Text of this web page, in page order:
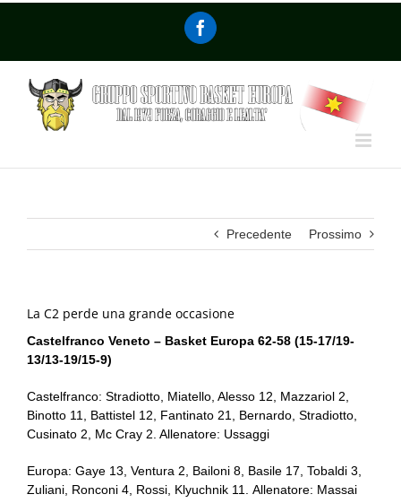
Precedente Prossimo
La C2 perde una grande occasione
Castelfranco Veneto – Basket Europa 62-58 (15-17/19-
13/13-19/15-9)
Castelfranco: Stradiotto, Miatello, Alesso 12, Mazzariol 2,
Binotto 11, Battistel 12, Fantinato 21, Bernardo, Stradiotto,
Cusinato 2, Mc Cray 2. Allenatore: Ussaggi
Europa: Gaye 13, Ventura 2, Bailoni 8, Basile 17, Tobaldi 3,
Zuliani, Ronconi 4, Rossi, Klyuchnik 11. Allenatore: Massai